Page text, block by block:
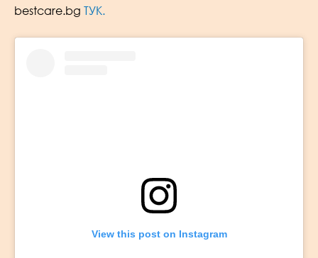
bestcare.bg ТУК.
View this post on Instagram